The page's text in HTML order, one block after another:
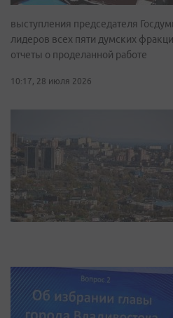
выступления председателя
лидеров всех пяти думских
отчеты о проделанной работе
10:17, 28 июля 2026